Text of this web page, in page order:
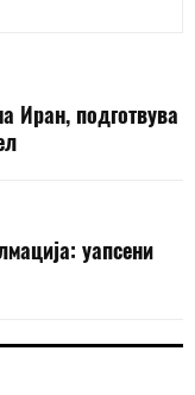
Иран, подготвува
уапсени